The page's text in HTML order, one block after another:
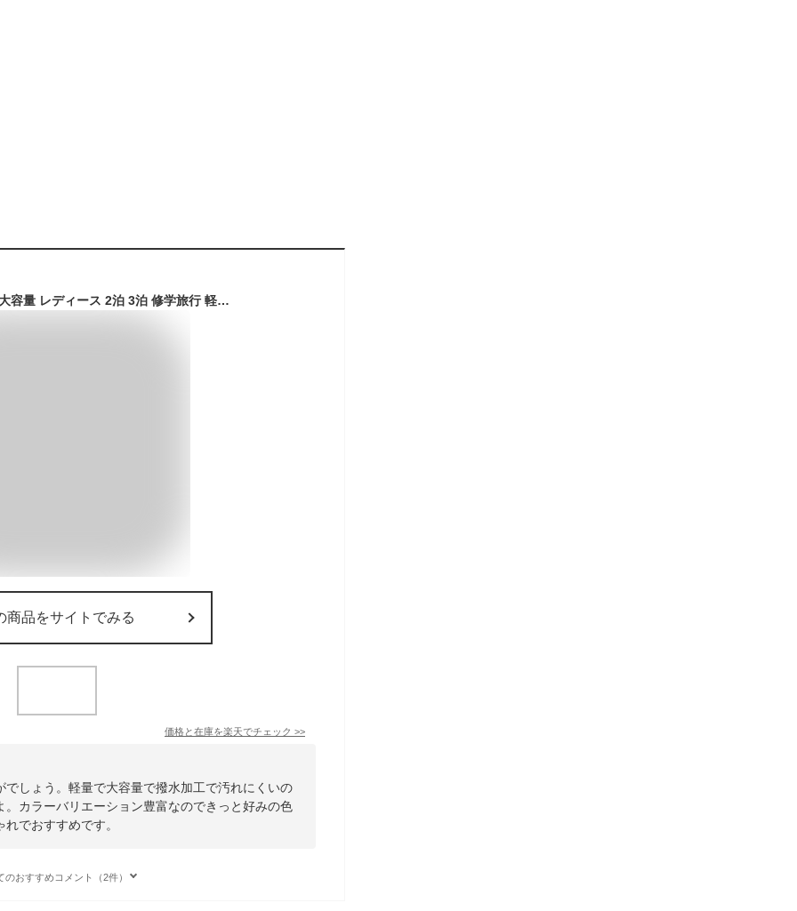
ボストンバッグ 旅行 大容量 レディース 2泊 3泊 修学旅行 軽量 a3 他収納 36リットル 撥水 おしゃれ ゴルフ anello アネロ かわいい キャリーオン 海外旅行 大きめ 可愛い
商品をサイトでみる
価格と在庫を楽天でチェック >>
しょう。軽量で大容量で撥水加工で汚れにくいの
カラーバリエーション豊富なのできっと好みの色
でおすすめです。
のおすすめコメント（2件）